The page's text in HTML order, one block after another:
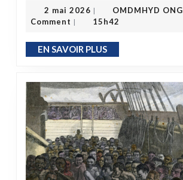
2 mai 2026 2 mai 2026
| OMDMHYD ONG
Comment | 15h42
EN SAVOIR PLUSEN SAVOIR PLUS